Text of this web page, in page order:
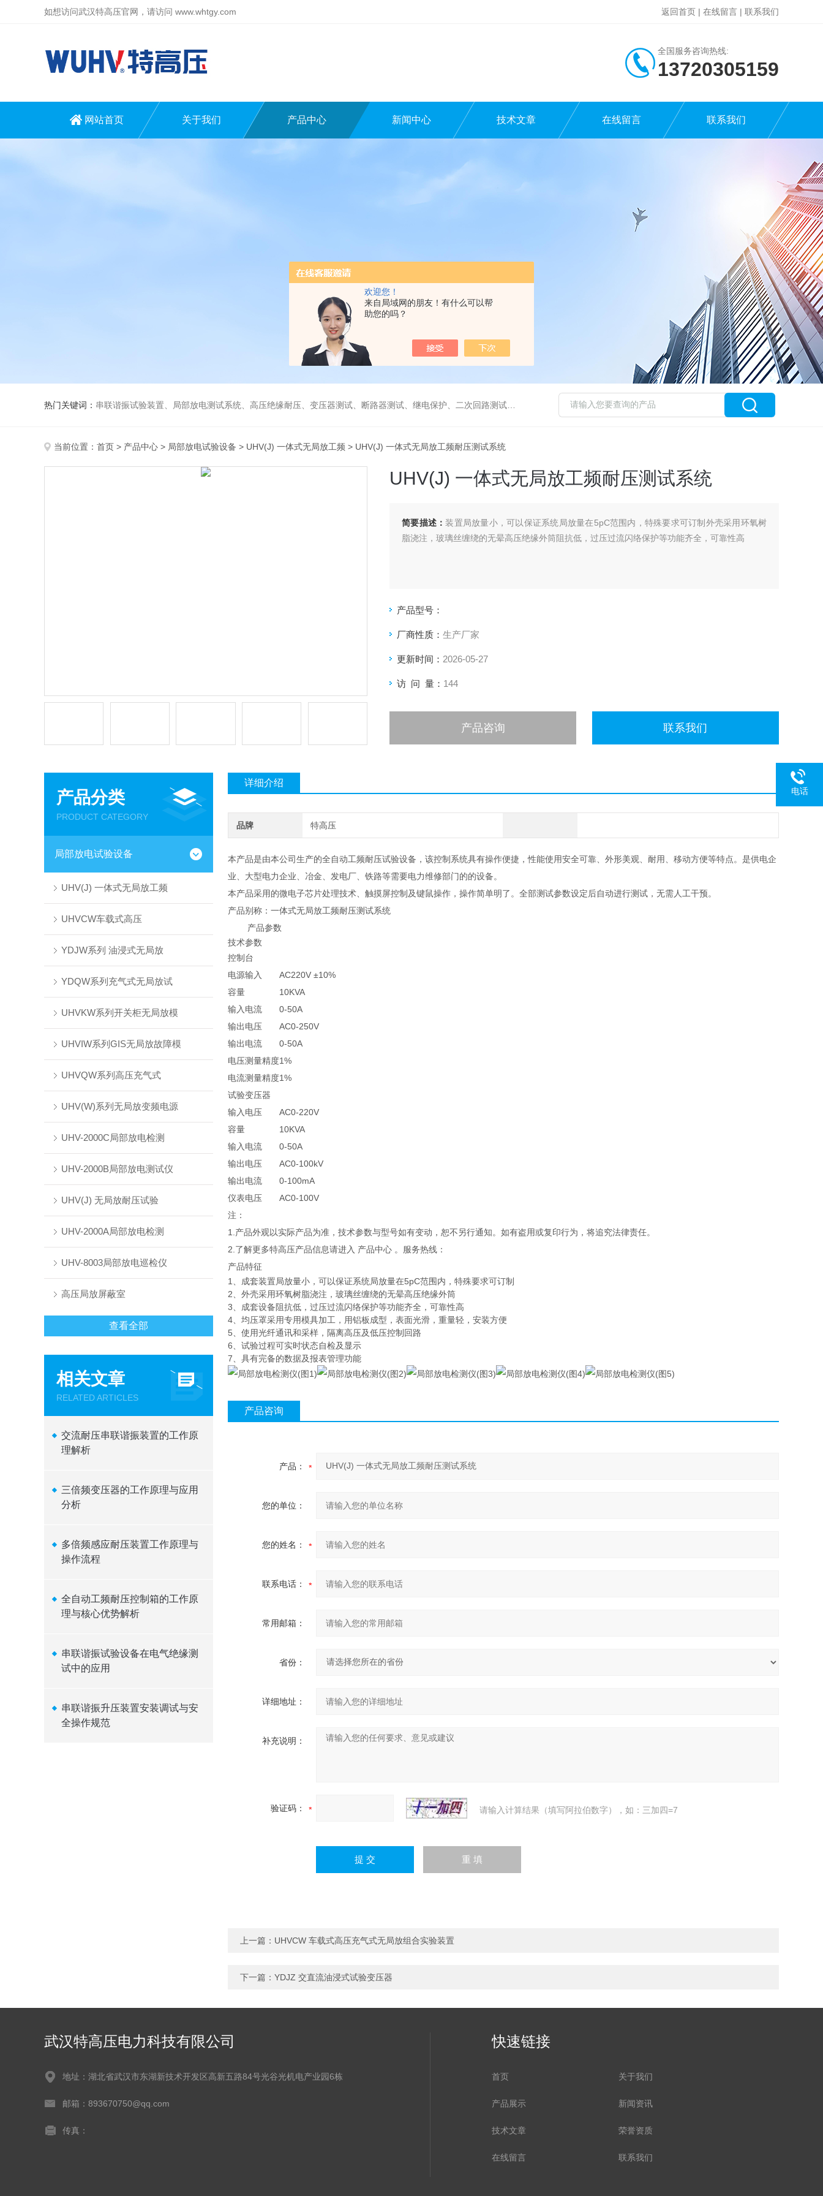
欢迎您！
来自局域网的朋友！有什么可以帮
助您的吗？
如想访问武汉特高压官网，请访问 www.whtgy.com 返回首页 | 在线留言 | 联系我们
全国服务咨询热线:
13720305159
网站首页 关于我们 产品中心 新闻中心 技术文章 在线留言 联系我们
热门关键词： 串联谐振试验装置、局部放电测试系统、高压绝缘耐压、变压器测试、断路器测试、继电保护、二次回路测试、电
当前位置： 首页 > 产品中心 > 局部放电试验设备 > UHV(J) 一体式无局放工频 > UHV(J) 一体式无局放工频耐压测试系统
UHV(J) 一体式无局放工频耐压测试系统
简要描述： 装置局放量小，可以保证系统局放量在5pC范围内，特殊要求可订制外壳采用环氧树
脂浇注，玻璃丝缠绕的无晕高压绝缘外筒阻抗低，过压过流闪络保护等功能齐全，可靠性高
产品型号：
厂商性质： 生产厂家
更新时间： 2026-05-27
访 问 量： 144
产品咨询 联系我们
产品分类
PRODUCT CATEGORY
局部放电试验设备
UHV(J) 一体式无局放工频
UHVCW车载式高压
YDJW系列 油浸式无局放
YDQW系列充气式无局放试
UHVKW系列开关柜无局放模
UHVIW系列GIS无局放故障模
UHVQW系列高压充气式
UHV(W)系列无局放变频电源
UHV-2000C局部放电检测
UHV-2000B局部放电测试仪
UHV(J) 无局放耐压试验
UHV-2000A局部放电检测
UHV-8003局部放电巡检仪
高压局放屏蔽室
查看全部
相关文章
RELATED ARTICLES
交流耐压串联谐振装置的工作原
理解析
三倍频变压器的工作原理与应用
分析
多倍频感应耐压装置工作原理与
操作流程
全自动工频耐压控制箱的工作原
理与核心优势解析
串联谐振试验设备在电气绝缘测
试中的应用
串联谐振升压装置安装调试与安
全操作规范
详细介绍
品牌 特高压
本产品是由本公司生产的全自动工频耐压试验设备，该控制系统具有操作便捷，性能使用安全可靠、外形美观、耐用、移动方便等特点。是供电企
业、大型电力企业、冶金、发电厂、铁路等需要电力维修部门的的设备。
本产品采用的微电子芯片处理技术、触摸屏控制及键鼠操作，操作简单明了。全部测试参数设定后自动进行测试，无需人工干预。
产品别称：一体式无局放工频耐压测试系统
产品参数
技术参数
控制台
电源输入
AC220V ±10%
容量
10KVA
输入电流
0-50A
输出电压
AC0-250V
输出电流
0-50A
电压测量精度1%
电流测量精度1%
试验变压器
输入电压
AC0-220V
容量
10KVA
输入电流
0-50A
输出电压
AC0-100kV
输出电流
0-100mA
仪表电压
AC0-100V
注：
1.产品外观以实际产品为准，技术参数与型号如有变动，恕不另行通知。如有盗用或复印行为，将追究法律责任。
2.了解更多特高压产品信息请进入 产品中心 。服务热线：
产品特征
1、成套装置局放量小，可以保证系统局放量在5pC范围内，特殊要求可订制
2、外壳采用环氧树脂浇注，玻璃丝缠绕的无晕高压绝缘外筒
3、成套设备阻抗低，过压过流闪络保护等功能齐全，可靠性高
4、均压罩采用专用模具加工，用铝板成型，表面光滑，重量轻，安装方便
5、使用光纤通讯和采样，隔离高压及低压控制回路
6、试验过程可实时状态自检及显示
7、具有完备的数据及报表管理功能
产品咨询
产品：
您的单位：
您的姓名：
联系电话：
常用邮箱：
省份：
详细地址：
补充说明：
验证码： 请输入计算结果（填写阿拉伯数字），如：三加四=7
上一篇： UHVCW 车载式高压充气式无局放组合实验装置
下一篇： YDJZ 交直流油浸式试验变压器
武汉特高压电力科技有限公司
地址：湖北省武汉市东湖新技术开发区高新五路84号光谷光机电产业园6栋
邮箱：893670750@qq.com
传真：
快速链接
首页 关于我们
产品展示 新闻资讯
技术文章 荣誉资质
在线留言 联系我们
电话